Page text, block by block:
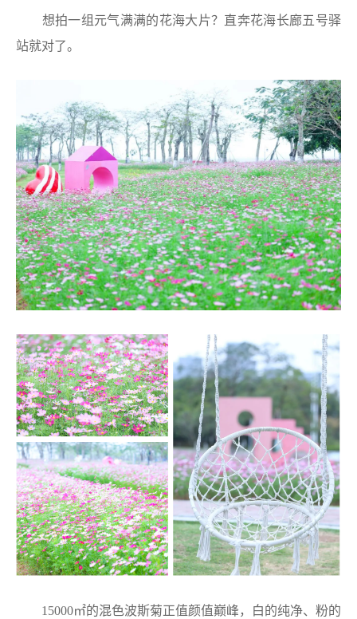
想拍一组元气满满的花海大片？直奔花海长廊五号驿
站就对了。
15000㎡的混色波斯菊正值颜值巅峰，白的纯净、粉的